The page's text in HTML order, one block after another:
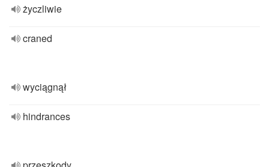
życzliwie
craned
wyciągnął
hindrances